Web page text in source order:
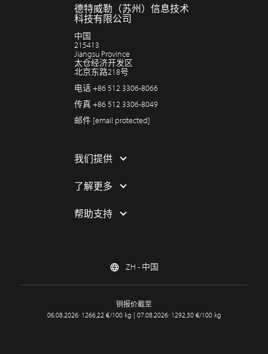
德特威勒（苏州）信息技术
科技有限公司
中国
215413
Jiangsu Province
太仓经济开发区
北京东路218号
电话+86 512 3306-8066
传真+86 512 3306-8049
邮件 [email protected]
我们提供
了解更多
帮助支持
ZH - 中国
铜报价截至
06.08.2026: 1266,22 €/100 kg | 07.08.2026: 1292,30 €/100 kg